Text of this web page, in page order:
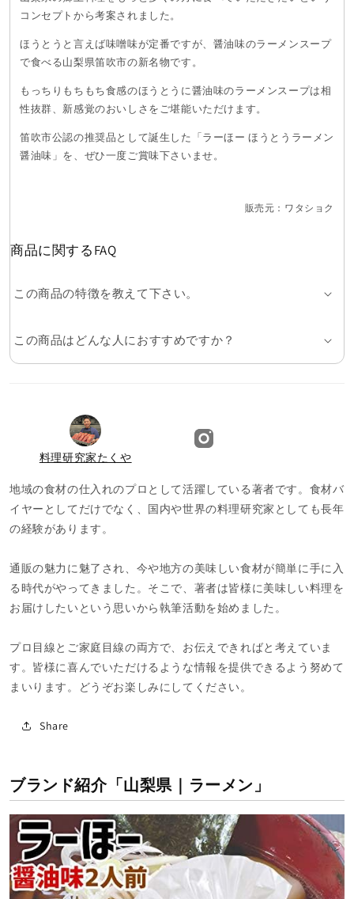
コンセプトから考案されました。
ほうとうと言えば味噌味が定番ですが、醤油味のラーメンスープ
で食べる山梨県笛吹市の新名物です。
もっちりもちもち食感のほうとうに醤油味のラーメンスープは相
性抜群、新感覚のおいしさをご堪能いただけます。
笛吹市公認の推奨品として誕生した「ラーほー ほうとうラーメン
醤油味 」を、ぜひ一度ご賞味下さいませ。
販売元：ワタショク
商品に関するFAQ
この商品の特徴を教えて下さい。
この商品はどんな人におすすめですか？
料理研究家たくや
地域の食材の仕入れのプロとして活躍している著者です。食材バ
イヤーとしてだけでなく、国内や世界の料理研究家としても長年
の経験があります。
通販の魅力に魅了され、今や地方の美味しい食材が簡単に手に入
る時代がやってきました。そこで、著者は皆様に美味しい料理を
お届けしたいという思いから執筆活動を始めました。
プロ目線とご家庭目線の両方で、お伝えできればと考えていま
す。皆様に喜んでいただけるような情報を提供できるよう努めて
まいります。どうぞお楽しみにしてください。
Share
ブランド紹介「山梨県｜ラーメン」